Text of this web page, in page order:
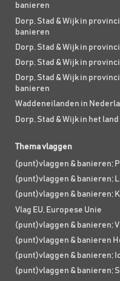
banieren
Dorp, Stad & Wijk in
banieren
Dorp, Stad & Wijk in
Dorp, Stad & Wijk in
Dorp, Stad & Wijk in
banieren
Waddeneilanden in
Dorp, Stad & Wijk in het
Thema vlaggen
(punt)vlaggen & banieren;
(punt)vlaggen & banieren;
(punt)vlaggen & banieren;
Vlag EU, Europese Unie
(punt)vlaggen & banieren;
(punt)vlaggen & banieren
(punt)vlaggen & banieren;
(punt)vlaggen & banieren;